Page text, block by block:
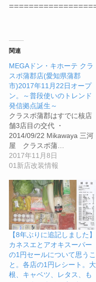
関連
MEGAドン・キホーテ クラ
スポ蒲郡店(愛知県蒲郡
市)2017年11月22日オープ
ン。～普段使いのトレンド
発信拠点誕生～
クラスポ蒲郡はすでに核店
舗3店目の交代 ・
2014/09/22 Mikawaya 三河
屋 クラスポ蒲…
2017年11月8日
01新店改装情報
【8年ぶりに追記しました】
カネスエとアオキスーパー
の1円セールについて思うこ
と。各店の1円レシート。大
根、キャベツ、レタス、も